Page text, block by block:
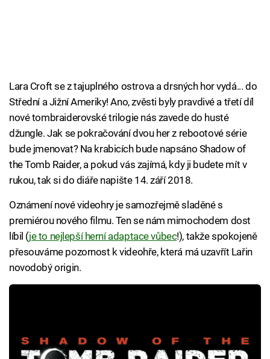
Lara Croft se z tajuplného ostrova a drsných hor vydá... do
Střední a Jižní Ameriky! Ano, zvěsti byly pravdivé a třetí díl
nové tombraiderovské trilogie nás zavede do husté
džungle. Jak se pokračování dvou her z rebootové série
bude jmenovat? Na krabicích bude napsáno Shadow of
the Tomb Raider, a pokud vás zajímá, kdy ji budete mít v
rukou, tak si do diáře napište 14. září 2018.
Oznámení nové videohry je samozřejmě sladěné s
premiérou nového filmu. Ten se nám mimochodem dost
líbil (je to nejlepší herní adaptace vůbec!), takže spokojeně
přesouváme pozornost k videohře, která má uzavřít Lařin
novodobý origin.